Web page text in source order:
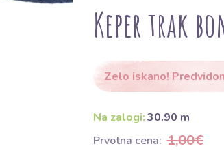
Keper trak
Zelo iskano!
Na zalogi:30.90 m
Prvotna cena: 1,00€